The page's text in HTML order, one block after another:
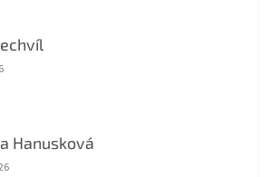
obchodu je 5 z 5 hvězdiček.
Hanusková
obchodu je 5 z 5 hvězdiček.